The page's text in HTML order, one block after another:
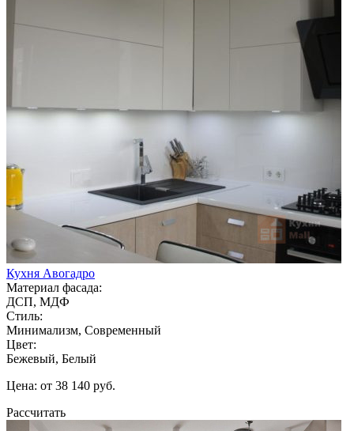
Кухня Авогадро
Материал фасада:
ДСП, МДФ
Стиль:
Минимализм, Современный
Цвет:
Бежевый, Белый
Цена: от 38 140 руб.
Рассчитать